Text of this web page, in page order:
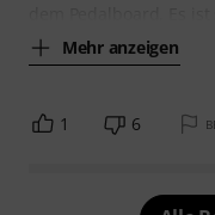
Mehr anzeigen
1 6